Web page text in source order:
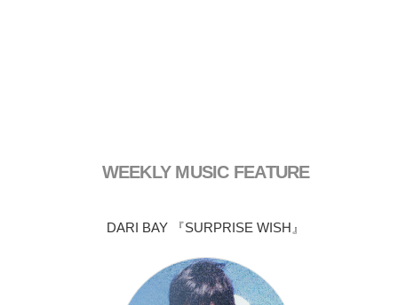
WEEKLY MUSIC FEATURE
DARI BAY 『SURPRISE WISH』